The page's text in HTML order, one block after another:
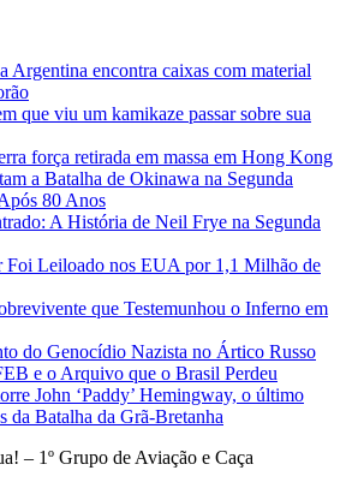
Argentina encontra caixas com material
que viu um kamikaze passar sobre sua
força retirada em massa em Hong Kong
a Batalha de Okinawa na Segunda
80 Anos
A História de Neil Frye na Segunda
Foi Leiloado nos EUA por 1,1 Milhão de
que Testemunhou o Inferno em
do Genocídio Nazista no Ártico Russo
e o Arquivo que o Brasil Perdeu
John ‘Paddy’ Hemingway, o último
da Batalha da Grã-Bretanha
– 1º Grupo de Aviação e Caça